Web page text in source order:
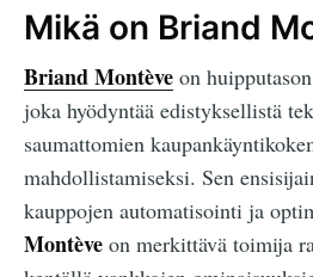
Mikä on Briand
Briand Montève on
joka hyödyntää edistyksellistä
saumattomien
mahdollistamiseksi. Sen
kauppojen automatisointi ja
Montève on merkittävä toimija